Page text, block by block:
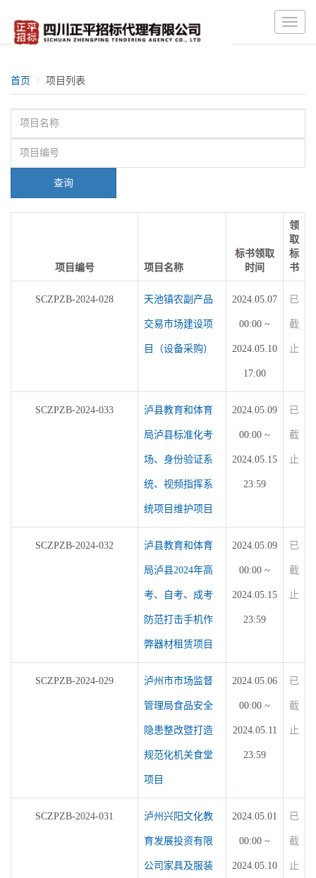
Toggle
首页 项目列表
查询
项目编号 项目名称
标书领取
时间
领
取
标
书
SCZPZB-2024-028 天池镇农副产品
交易市场建设项
目（设备采购）
2024.05.07
00:00 ~
2024.05.10
17:00
已
截
止
SCZPZB-2024-033 泸县教育和体育
局泸县标准化考
场、身份验证系
统、视频指挥系
统项目维护项目
2024.05.09
00:00 ~
2024.05.15
23:59
已
截
止
SCZPZB-2024-032 泸县教育和体育
局泸县2024年高
考、自考、成考
防范打击手机作
弊器材租赁项目
2024.05.09
00:00 ~
2024.05.15
23:59
已
截
止
SCZPZB-2024-029 泸州市市场监督
管理局食品安全
隐患整改暨打造
规范化机关食堂
项目
2024.05.06
00:00 ~
2024.05.11
23:59
已
截
止
SCZPZB-2024-031 泸州兴阳文化教
育发展投资有限
公司家具及服装
2024.05.01
00:00 ~
2024.05.10
已
截
止